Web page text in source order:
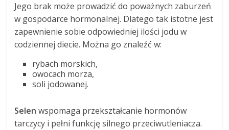
Jego brak może prowadzić do poważnych zaburzeń
w gospodarce hormonalnej. Dlatego tak istotne jest
zapewnienie sobie odpowiedniej ilości jodu w
codziennej diecie. Można go znaleźć w:
rybach morskich,
owocach morza,
soli jodowanej.
Selen wspomaga przekształcanie hormonów
tarczycy i pełni funkcję silnego przeciwutleniacza.